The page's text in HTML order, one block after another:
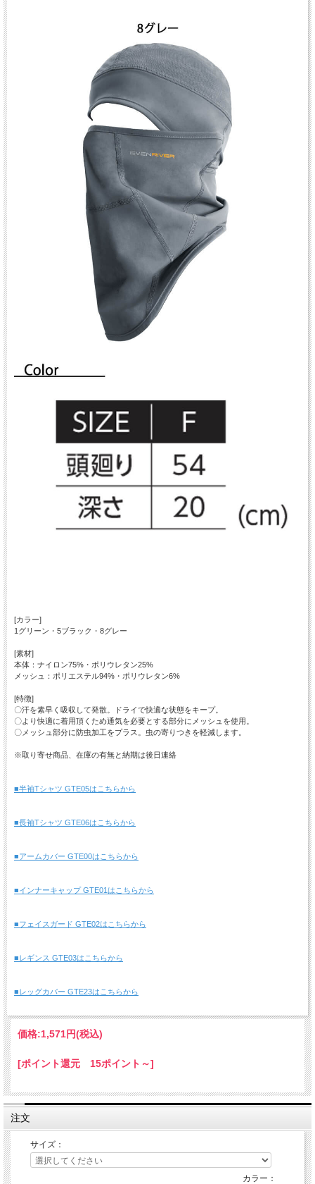
[カラー]
1グリーン・5ブラック・8グレー
[素材]
本体：ナイロン75%・ポリウレタン25%
メッシュ：ポリエステル94%・ポリウレタン6%
[特徴]
〇汗を素早く吸収して発散。ドライで快適な状態をキープ。
〇より快適に着用頂くため通気を必要とする部分にメッシュを使用。
〇メッシュ部分に防虫加工をプラス。虫の寄りつきを軽減します。
※取り寄せ商品、在庫の有無と納期は後日連絡
■半袖Tシャツ GTE05はこちらから
■長袖Tシャツ GTE06はこちらから
■アームカバー GTE00はこちらから
■インナーキャップ GTE01はこちらから
■フェイスガード GTE02はこちらから
■レギンス GTE03はこちらから
■レッグカバー GTE23はこちらから
価格:1,571円(税込)
[ポイント還元 15ポイント～]
注文
サイズ：
カラー：